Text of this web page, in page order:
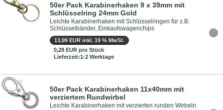
50er Pack Karabinerhaken 9 x 39mm mit
Schlüsselring 24mm Gold
Leichte Karabinerhaken mit Schlüsselringen für z.B.
Schlüsselbänder, Einkaufswagenchips
13,99 EUR inkl. 19 % MwSt.
0,28 EUR pro Stück
Lieferzeit:1-2 Werktage
50er Pack Karabinerhaken 11x40mm mit
verziertem Rundwirbel
Leichte Karabinerhaken mit verzierten runden Wirbeln